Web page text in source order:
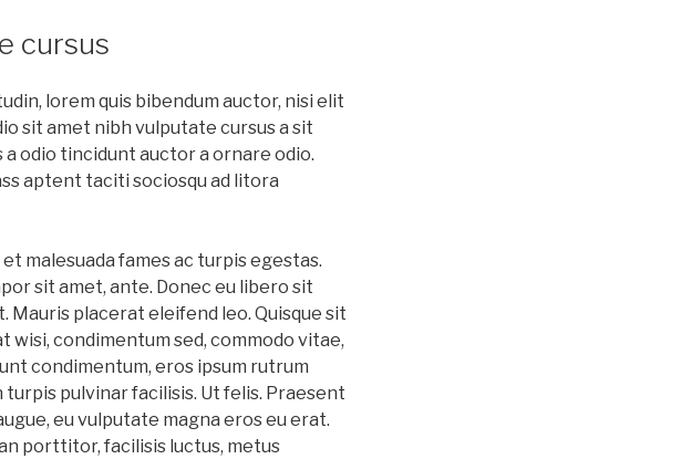
cursus
lorem quis bibendum auctor, nisi elit
sit amet nibh vulputate cursus a sit
odio tincidunt auctor a ornare odio.
aptent taciti sociosqu ad litora
malesuada fames ac turpis egestas.
sit amet, ante. Donec eu libero sit
Mauris placerat eleifend leo. Quisque sit
condimentum sed, commodo vitae,
condimentum, eros ipsum rutrum
pulvinar facilisis. Ut felis. Praesent
eu vulputate magna eros eu erat.
porttitor, facilisis luctus, metus